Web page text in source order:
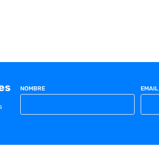
NOMBRE EMAIL